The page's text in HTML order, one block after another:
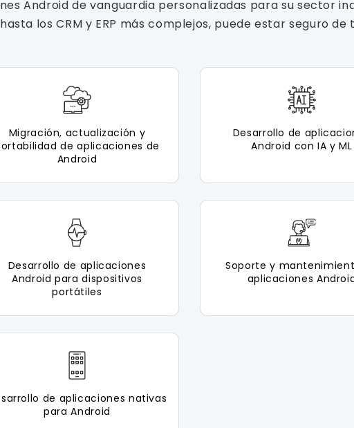
Android de vanguardia personalizadas para su sector
los CRM y ERP más complejos, puede estar seguro
Migración, actualización y
de aplicaciones de
Android
Desarrollo de
Android con IA y ML
Desarrollo de aplicaciones
Android para dispositivos
portátiles
Soporte y
aplicaciones
de aplicaciones nativas
para Android